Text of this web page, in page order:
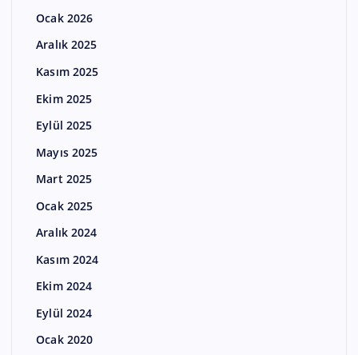
Ocak 2026
Aralık 2025
Kasım 2025
Ekim 2025
Eylül 2025
Mayıs 2025
Mart 2025
Ocak 2025
Aralık 2024
Kasım 2024
Ekim 2024
Eylül 2024
Ocak 2020